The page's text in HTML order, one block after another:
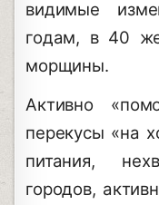
видимые
годам, в 40
морщины.
Активно
перекусы «на
питания,
городов,